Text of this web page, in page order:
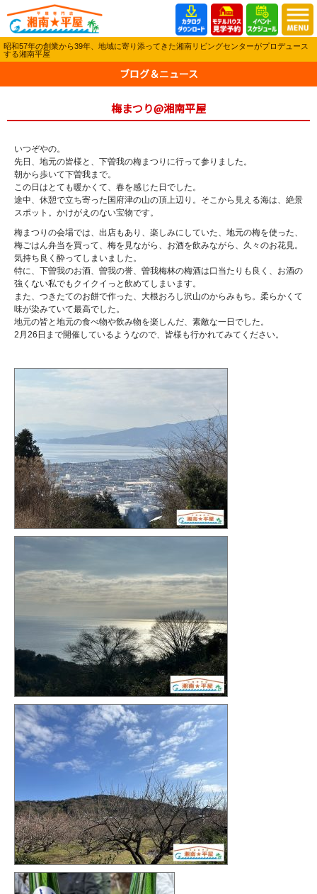
昭和57年の創業から39年、地域に寄り添ってきた湘南リビングセンターがプロデュース
する湘南平屋
ブログ＆ニュース
梅まつり@湘南平屋
いつぞやの。
先日、地元の皆様と、下曽我の梅まつりに行って参りました。
朝から歩いて下曽我まで。
この日はとても暖かくて、春を感じた日でした。
途中、休憩で立ち寄った国府津の山の頂上辺り。そこから見える海は、絶景
スポット。かけがえのない宝物です。
梅まつりの会場では、出店もあり、楽しみにしていた、地元の梅を使った、
梅ごはん弁当を買って、梅を見ながら、お酒を飲みながら、久々のお花見。
気持ち良く酔ってしまいました。
特に、下曽我のお酒、曽我の誉、曽我梅林の梅酒は口当たりも良く、お酒の
強くない私でもクイクイっと飲めてしまいます。
また、つきたてのお餅で作った、大根おろし沢山のからみもち。柔らかくて
味が染みていて最高でした。
地元の皆と地元の食べ物や飲み物を楽しんだ、素敵な一日でした。
2月26日まで開催しているようなので、皆様も行かれてみてください。